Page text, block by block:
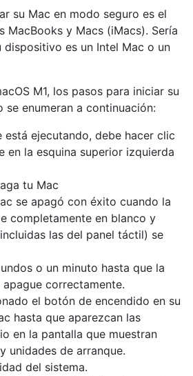
su Mac en modo seguro es el
MacBooks y Macs (iMacs). Sería
dispositivo es un Intel Mac o un
M1, los pasos para iniciar su
se enumeran a continuación:
está ejecutando, debe hacer clic
en la esquina superior izquierda
tu Mac
se apagó con éxito cuando la
completamente en blanco y
las del panel táctil) se
o un minuto hasta que la
correctamente.
el botón de encendido en su
hasta que aparezcan las
en la pantalla que muestran
unidades de arranque.
del sistema.